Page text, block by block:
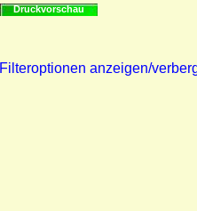
Druckvorschau
Filteroptionen anzeigen/